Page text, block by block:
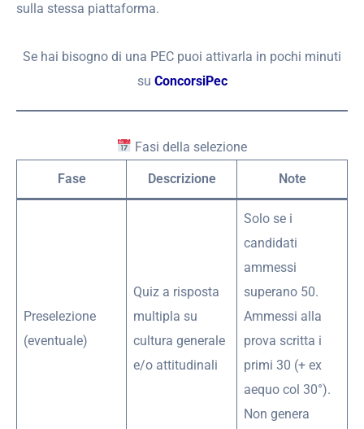
sulla stessa piattaforma.
Se hai bisogno di una PEC puoi attivarla in pochi minuti
su ConcorsiPec
Fasi della selezione
Fase Descrizione Note
Preselezione
(eventuale)
Quiz a risposta
multipla su
cultura generale
e/o attitudinali
Solo se i
candidati
ammessi
superano 50.
Ammessi alla
prova scritta i
primi 30 (+ ex
aequo col 30°).
Non genera